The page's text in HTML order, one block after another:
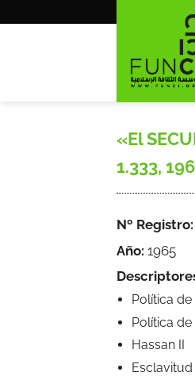
«El
1.333,
Nº Registro:
Año: 1965
Política
Política
Hassan II